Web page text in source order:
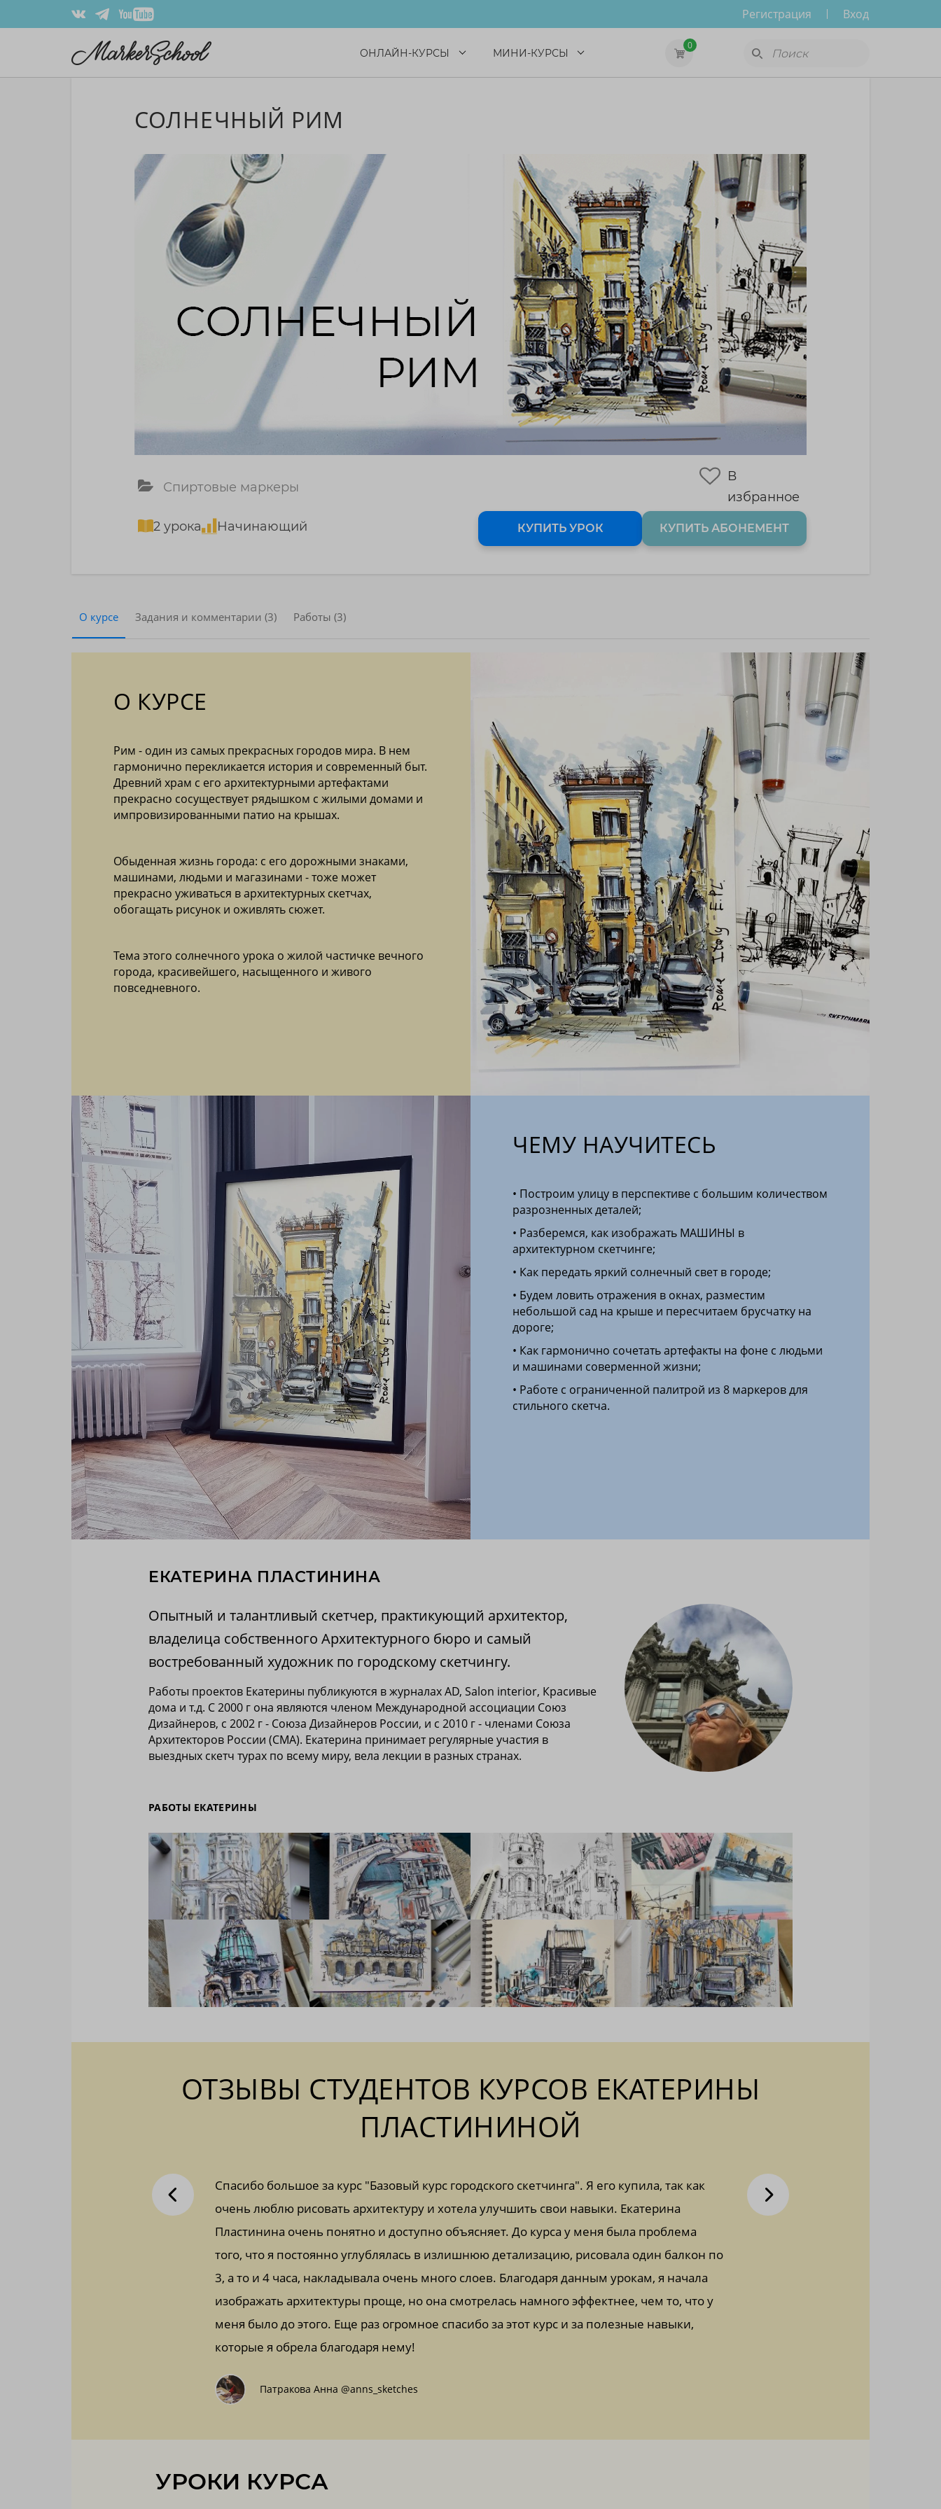
Регистрация Вход
ОНЛАЙН-КУРСЫ МИНИ-КУРСЫ
0
СОЛНЕЧНЫЙ РИМ
В
избранное
Спиртовые маркеры
2 урока Начинающий КУПИТЬ УРОК КУПИТЬ АБОНЕМЕНТ
О курсе Задания и комментарии (3) Работы (3)
О КУРСЕ
Рим - один из самых прекрасных городов мира. В нем
гармонично перекликается история и современный быт.
Древний храм с его архитектурными артефактами
прекрасно сосуществует рядышком с жилыми домами и
импровизированными патио на крышах.
Обыденная жизнь города: с его дорожными знаками,
машинами, людьми и магазинами - тоже может
прекрасно уживаться в архитектурных скетчах,
обогащать рисунок и оживлять сюжет.
Тема этого солнечного урока о жилой частичке вечного
города, красивейшего, насыщенного и живого
повседневного.
ЧЕМУ НАУЧИТЕСЬ
• Построим улицу в перспективе с большим количеством
разрозненных деталей;
• Разберемся, как изображать МАШИНЫ в
архитектурном скетчинге;
• Как передать яркий солнечный свет в городе;
• Будем ловить отражения в окнах, разместим
небольшой сад на крыше и пересчитаем брусчатку на
дороге;
• Как гармонично сочетать артефакты на фоне с людьми
и машинами соверменной жизни;
• Работе с ограниченной палитрой из 8 маркеров для
стильного скетча.
ЕКАТЕРИНА ПЛАСТИНИНА
Опытный и талантливый скетчер, практикующий архитектор,
владелица собственного Архитектурного бюро и самый
востребованный художник по городскому скетчингу.
Работы проектов Екатерины публикуются в журналах AD, Salon interior, Красивые
дома и т.д. С 2000 г она являются членом Международной ассоциации Союз
Дизайнеров, с 2002 г - Союза Дизайнеров России, и с 2010 г - членами Союза
Архитекторов России (СМА). Екатерина принимает регулярные участия в
выездных скетч турах по всему миру, вела лекции в разных странах.
РАБОТЫ ЕКАТЕРИНЫ
ОТЗЫВЫ СТУДЕНТОВ КУРСОВ ЕКАТЕРИНЫ
ПЛАСТИНИНОЙ
страшно приступать, глядя на
Чем больше таких уроков, тем
Спасибо большое за курс "Базовый курс городского скетчинга". Я его купила, так как
очень люблю рисовать архитектуру и хотела улучшить свои навыки. Екатерина
Пластинина очень понятно и доступно объясняет. До курса у меня была проблема
того, что я постоянно углублялась в излишнюю детализацию, рисовала один балкон по
3, а то и 4 часа, накладывала очень много слоев. Благодаря данным урокам, я начала
изображать архитектуры проще, но она смотрелась намного эффектнее, чем то, что у
меня было до этого. Еще раз огромное спасибо за этот курс и за полезные навыки,
которые я обрела благодаря нему!
Патракова Анна @anns_sketches
Вчера добралась до финиша курса
всегда была любимой тематикой.
УРОКИ КУРСА